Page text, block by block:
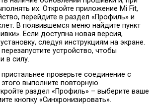
их. Откройте приложение Mi Fit,
перейдите в раздел «Профиль» и
В появившемся меню найдите пункт
Если доступна новая версия,
следуя инструкциям на экране.
устройство, чтобы
в силу.
проверьте соединение с
выполните повторную
раздел «Профиль» – выберите ваше
кнопку «Синхронизировать».